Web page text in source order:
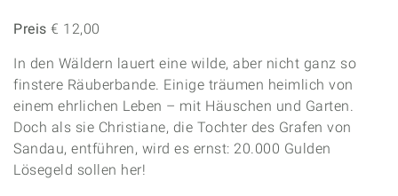
Preis € 12,00
In den Wäldern lauert eine wilde, aber nicht ganz so
finstere Räuberbande. Einige träumen heimlich von
einem ehrlichen Leben – mit Häuschen und Garten.
Doch als sie Christiane, die Tochter des Grafen von
Sandau, entführen, wird es ernst: 20.000 Gulden
Lösegeld sollen her!